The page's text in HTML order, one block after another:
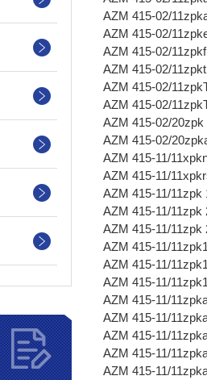
AZM 415-02/
AZM 415-02/
AZM 415-02/
AZM 415-02/
AZM 415-02/
AZM 415-02/
AZM 415-02/
AZM 415-02/
AZM 415-11/
AZM 415-11/
AZM 415-11/11zpk
AZM 415-11/11zpk
AZM 415-11/11zpk
AZM 415-11/
AZM 415-11/
AZM 415-11/
AZM 415-11/
AZM 415-11/
AZM 415-11/
AZM 415-11/
AZM 415-11/